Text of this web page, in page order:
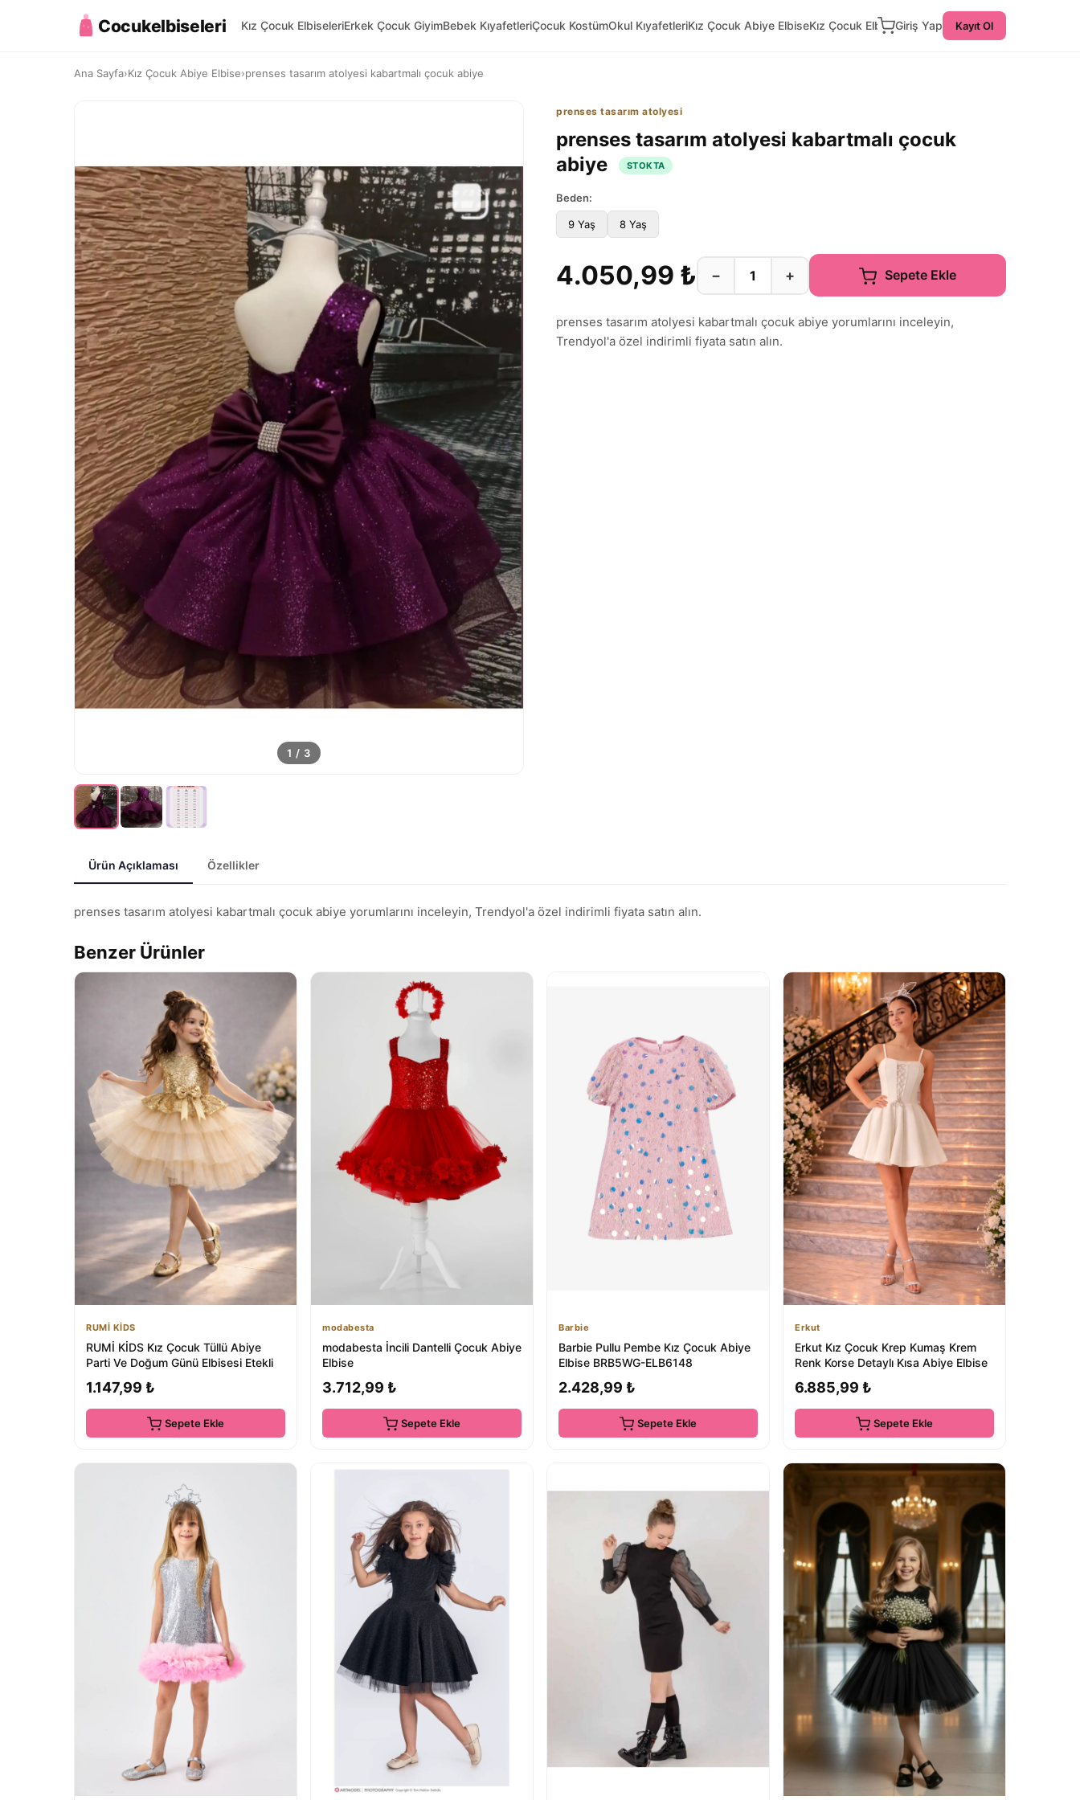
Cocukelbiseleri Kız Çocuk ElbiseleriErkek Çocuk GiyimBebek KıyafetleriÇocuk KostümOkul KıyafetleriKız Çocuk Abiye ElbiseKız Çocuk ElbiseGiriş Yap Kayıt Ol
Ana Sayfa›Kız Çocuk Abiye Elbise›prenses tasarım atolyesi kabartmalı çocuk abiye
1 / 3
prenses tasarım atolyesi
prenses tasarım atolyesi kabartmalı çocuk
abiye
STOKTA
Beden:
9 Yaş 8 Yaş
4.050,99 ₺ − + Sepete Ekle
prenses tasarım atolyesi kabartmalı çocuk abiye yorumlarını inceleyin,
Trendyol'a özel indirimli fiyata satın alın.
Ürün Açıklaması Özellikler
prenses tasarım atolyesi kabartmalı çocuk abiye yorumlarını inceleyin, Trendyol'a özel indirimli fiyata satın alın.
Benzer Ürünler
RUMİ KİDS
RUMİ KİDS Kız Çocuk Tüllü Abiye
Parti Ve Doğum Günü Elbisesi Etekli
1.147,99 ₺
Sepete Ekle
modabesta
modabesta İncili Dantelli Çocuk Abiye
Elbise
3.712,99 ₺
Sepete Ekle
Barbie
Barbie Pullu Pembe Kız Çocuk Abiye
Elbise BRB5WG-ELB6148
2.428,99 ₺
Sepete Ekle
Erkut
Erkut Kız Çocuk Krep Kumaş Krem
Renk Korse Detaylı Kısa Abiye Elbise
6.885,99 ₺
Sepete Ekle